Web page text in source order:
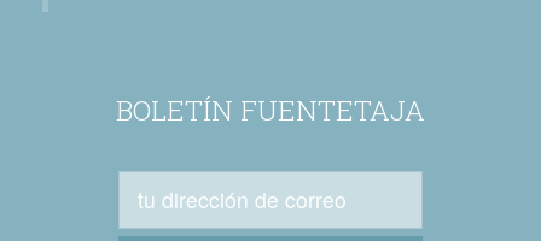
BOLETÍN FUENTETAJA